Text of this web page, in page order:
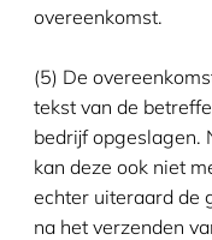
overeenkomst.
(5) De
tekst van de
bedrijf opgeslagen.
kan deze ook niet
echter uiteraard de
na het verzenden